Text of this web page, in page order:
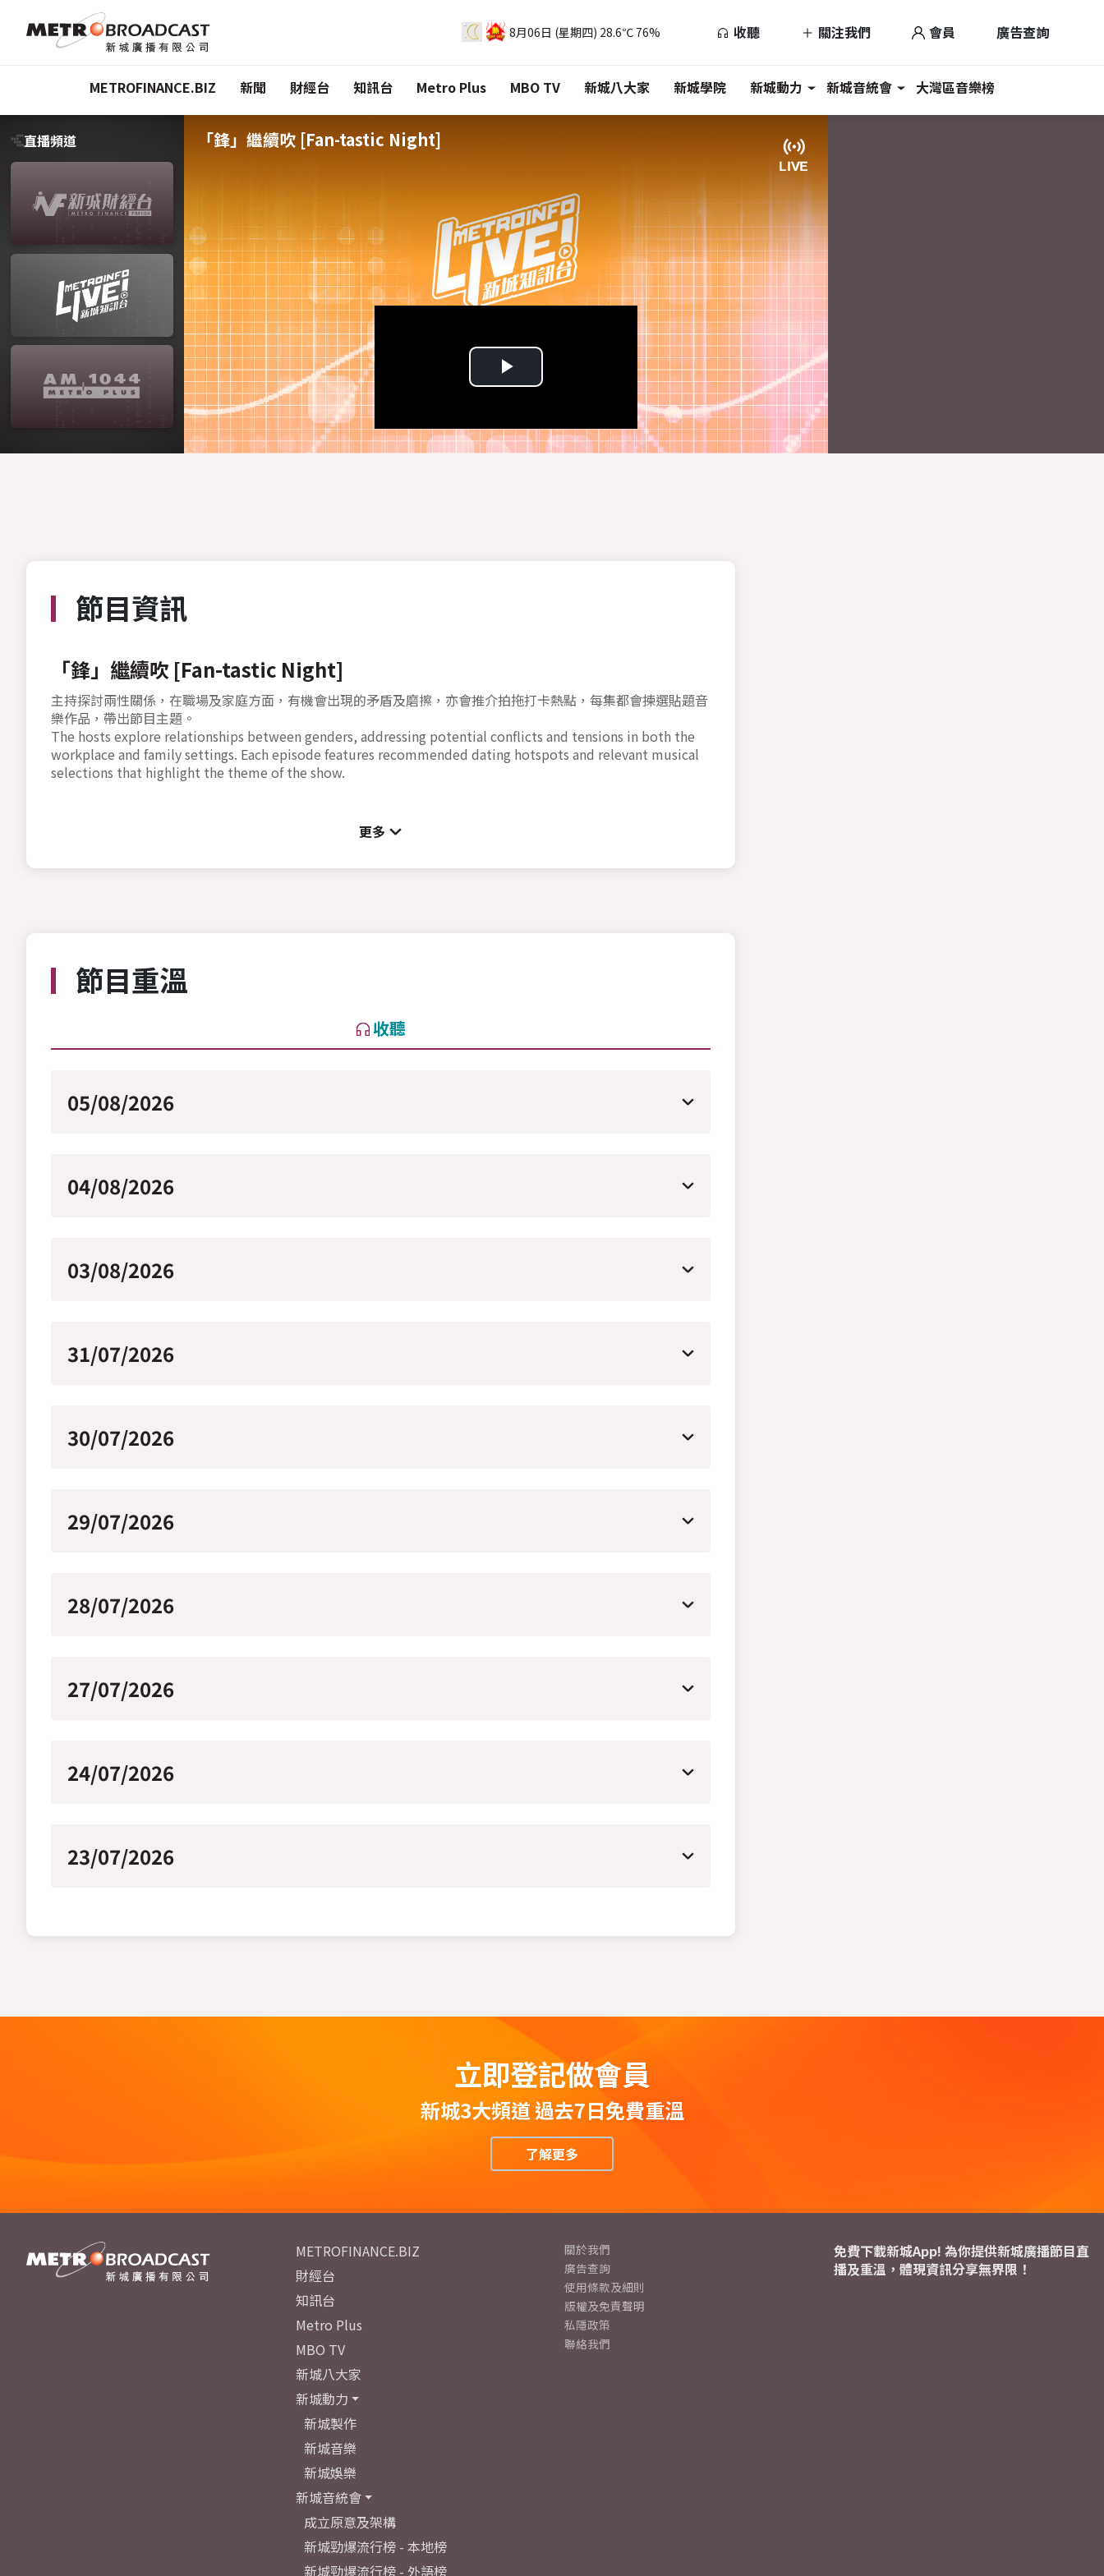
8月06日 (星期四) 28.6℃ 76% 收聽 關注我們 會員 廣告查詢
METROFINANCE.BIZ 新聞 財經台 知訊台 Metro Plus MBO TV 新城八大家 新城學院 新城動力 新城音統會 大灣區音樂榜
直播頻道
Play
Video
「鋒」繼續吹 [Fan-tastic Night]
節目資訊
「鋒」繼續吹 [Fan-tastic Night]
主持探討兩性關係，在職場及家庭方面，有機會出現的矛盾及磨擦，亦會推介拍拖打卡熱點，每集都會揀選貼題音
樂作品，帶出節目主題。
The hosts explore relationships between genders, addressing potential conflicts and tensions in both the
workplace and family settings. Each episode features recommended dating hotspots and relevant musical
selections that highlight the theme of the show.
更多
節目重溫
收聽
05/08/2026
04/08/2026
03/08/2026
31/07/2026
30/07/2026
29/07/2026
28/07/2026
27/07/2026
24/07/2026
23/07/2026
立即登記做會員
新城3大頻道 過去7日免費重溫
了解更多
METROFINANCE.BIZ
財經台
知訊台
Metro Plus
MBO TV
新城八大家
新城動力
新城製作
新城音樂
新城娛樂
新城音統會
成立原意及架構
新城勁爆流行榜 - 本地榜
新城勁爆流行榜 - 外語榜
關於我們
廣告查詢
使用條款及細則
版權及免責聲明
私隱政策
聯絡我們
免費下載新城App! 為你提供新城廣播節目直
播及重溫，體現資訊分享無界限！